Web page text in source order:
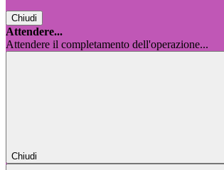
Chiudi
Attendere...
Attendere il completamento dell'operazione...
Chiudi